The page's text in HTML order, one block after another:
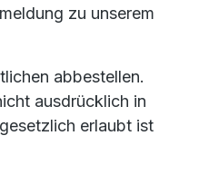
zu unserem
abbestellen.
ausdrücklich in
erlaubt ist